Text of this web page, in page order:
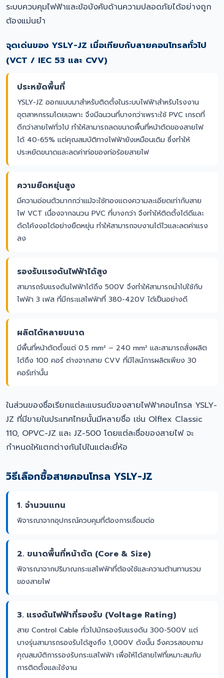
ระบบควบคุมไฟฟ้าและข้อบังคับด้านความปลอดภัยได้อย่างถูก
ต้องแม่นยำ
จุดเด่นของ YSLY-JZ เมื่อเทียบกับสายคอนโทรลทั่วไป
(VCT / IEC 53 และ CVV)
ประหยัดพื้นที่
YSLY-JZ ออกแบบมาสำหรับติดตั้งในระบบไฟฟ้าสำหรับโรงงาน
อุตสาหกรรมโดยเฉพาะ จึงมีฉนวนที่บางกว่าเพราะใช้ PVC เกรดที่
ดีกว่าสายไฟทั่วไป ทำให้สามารถลดขนาดพื้นที่หน้าตัดของสายไฟ
ได้ 40-65% แต่คุณสมบัติทางไฟฟ้ายังเหมือนเดิม ซึ่งทำให้
ประหยัดขนาดและลดค่าท่อของท่อร้อยสายไฟ
ความยืดหยุ่นสูง
มีความอ่อนตัวมากกว่าแม้จะใช้ทองแดงความละเอียดเท่ากับสาย
ไฟ VCT เนื่องจากฉนวน PVC ที่บางกว่า จึงทำให้ติดตั้งได้ดีและ
ดัดโค้งงอได้อย่างยืดหยุ่น ทำให้สามารถจบงานได้ไวและลดค่าแรง
ลง
รองรับแรงดันไฟฟ้าได้สูง
สามารถรับแรงดันไฟฟ้าได้ถึง 500V จึงทำให้สามารถนำไปใช้กับ
ไฟฟ้า 3 เฟส ที่มีกระแสไฟฟ้าที่ 380-420V ได้เป็นอย่างดี
ผลิตได้หลายขนาด
มีพื้นที่หน้าตัดตั้งแต่ 0.5 mm² – 240 mm² และสามารถสั่งผลิต
ได้ถึง 100 คอร์ ต่างจากสาย CVV ที่มีไลน์การผลิตเพียง 30
คอร์เท่านั้น
ในส่วนของชื่อเรียกแต่ละแบรนด์ของสายไฟฟ้าคอนโทรล YSLY-
JZ ที่มีขายในประเทศไทยนั้นมีหลายชื่อ เช่น Olflex Classic
110, OPVC-JZ และ JZ-500 โดยแต่ละชื่อของสายไฟ จะ
กำหนดให้แตกต่างกันไปในแต่ละยี่ห้อ
วิธีเลือกซื้อสายคอนโทรล YSLY-JZ
1. จำนวนแกน
พิจารณาจากอุปกรณ์ควบคุมที่ต้องการเชื่อมต่อ
2. ขนาดพื้นที่หน้าตัด (Core & Size)
พิจารณาจากปริมาณกระแสไฟฟ้าที่ต้องใช้และความต้านทานรวม
ของสายไฟ
3. แรงดันไฟฟ้าที่รองรับ (Voltage Rating)
สาย Control Cable ทั่วไปมักรองรับแรงดัน 300-500V แต่
บางรุ่นสามารถรองรับได้สูงถึง 1,000V ดังนั้น จึงควรสอบถาม
คุณสมบัติการรองรับกระแสไฟฟ้า เพื่อให้ได้สายไฟที่เหมาะสมกับ
การติดตั้งและใช้งาน